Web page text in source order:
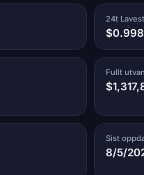
24t
Fullt
Sist
8/5/